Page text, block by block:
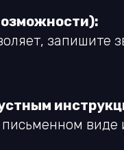
запишите
виде